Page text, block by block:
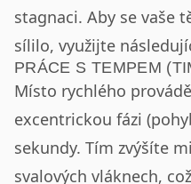
stagnaci. Aby se vaše
sílilo, využijte
PRÁCE S TEMPEM
Místo rychlého
excentrickou fázi
sekundy. Tím zvýšíte
svalových vláknech,